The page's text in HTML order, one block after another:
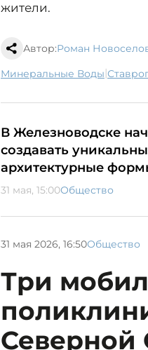
жители.
Автор:Роман
Минеральные Воды|
В Железноводске
создавать
архитектурные
31 мая, 15:00Общество
31 мая 2026, 16:50Общество
Три
Северной